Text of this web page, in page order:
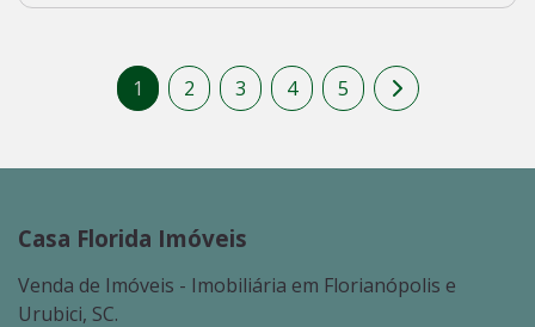
1 2 3 4 5
Casa Florida Imóveis
Venda de Imóveis - Imobiliária em Florianópolis e
Urubici, SC.